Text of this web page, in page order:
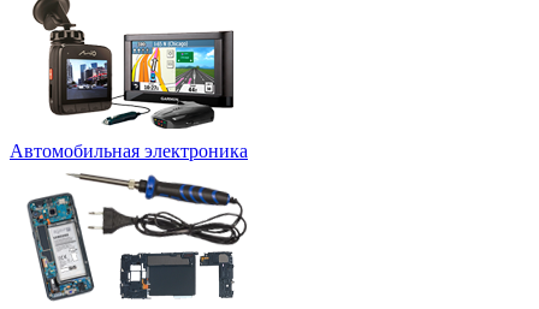
Автомобильная электроника